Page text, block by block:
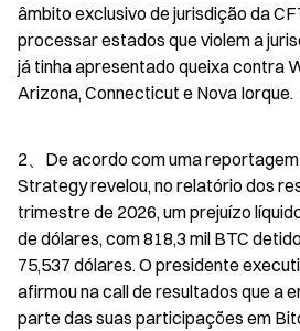
âmbito exclusivo de jurisdição da
processar estados que violem a
já tinha apresentado queixa contra
Arizona, Connecticut e Nova Iorque.
2、De acordo com uma
Strategy revelou, no relatório dos
trimestre de 2026, um prejuízo
de dólares, com 818,3 mil BTC
75,537 dólares. O presidente
afirmou na call de resultados que a
parte das suas participações em